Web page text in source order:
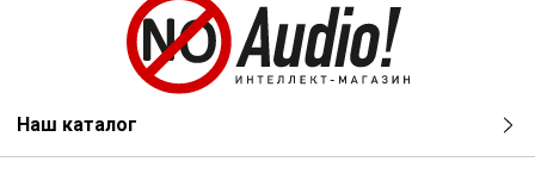
Наш каталог